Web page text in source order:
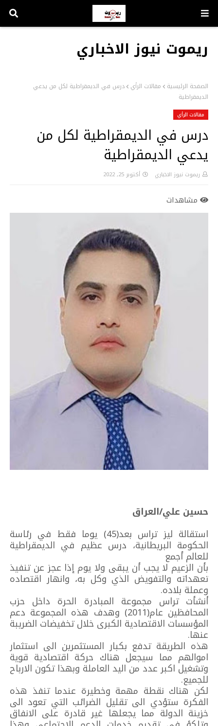
ريموت نيوز الاخباري
الصفحة الرئيسية مقالات الرأي درس في الديمقراطية لكل من يدعي
الديمقراطية
مقالات الرأي
درس في الديمقراطية لكل من
يدعي الديمقراطية
ريموت نيوز الاخباري أكتوبر 25, 2022
مشاهدات
حسين علي/العراق
استقالة ليز تراس بعد(45) يوما فقط في رئاسة
الحكومة البريطانية، درس عظيم في الديمقراطية
للعالم أجمع
بأن الزعيم لا يجب أن يبقى ولا يوم إذا عجز عن تنفيذ
تعهداته والتفويض الذي وكل به، وانهار اقتصاده
وعملة بلاده.
أنشأت تراس مجموعة المبادرة الحرة داخل حزب
المحافظين عام(2011) وهدف هذه المجموعة دعم
المؤسسات الاقتصادية الكبرى خلال تخفيضات الضريبة
عنها.
هذه الطريقة تدفع بكبار المستثمرين الى استثمار
اموالهم مما سيجعل هناك حركة اقتصادية قوية
وتشغيل اكبر عدد من اليد العاملة وبهذا تكون الارباح
للجميع.
لكن هناك نقطة مهمة وخطيرة عندما تنفذ هذه
الفكرة ستؤدي الى تقليل الضرائب التي تعود الى
خزينة الدولة مما يجعلها غير قادرة على الانفاق